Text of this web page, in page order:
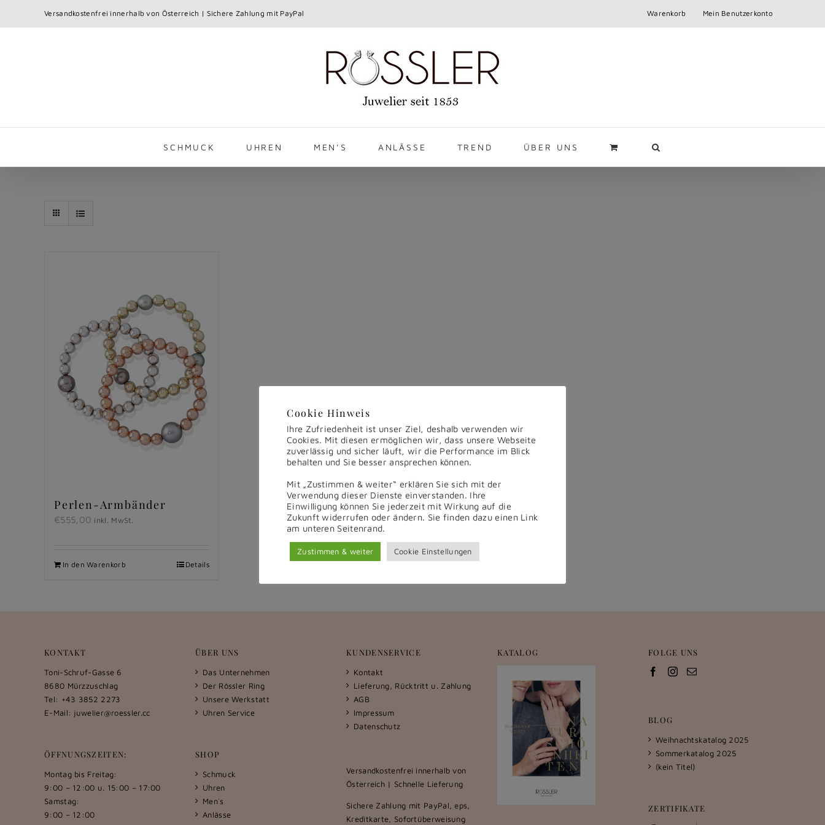
Versandkostenfrei innerhalb von Österreich | Sichere Zahlung mit PayPal Warenkorb Mein Benutzerkonto
SCHMUCK UHREN MEN’S ANLÄSSE TREND ÜBER UNS
Perlen-Armbänder
€555,00 inkl. MwSt.
In den Warenkorb Details
KONTAKT
Toni-Schruf-Gasse 6
8680 Mürzzuschlag
Tel: +43 3852 2273
E-Mail: juwelier@roessler.cc
ÖFFNUNGSZEITEN:
Montag bis Freitag:
9:00 – 12:00 u. 15:00 – 17:00
Samstag:
9:00 – 12:00
ÜBER UNS
Das Unternehmen
Der Rössler Ring
Unsere Werkstatt
Uhren Service
SHOP
Schmuck
Uhren
Men´s
Anlässe
KUNDENSERVICE
Kontakt
Lieferung, Rücktritt u. Zahlung
AGB
Impressum
Datenschutz
Versandkostenfrei innerhalb von
Österreich | Schnelle Lieferung
Sichere Zahlung mit PayPal, eps,
Kreditkarte, Sofortüberweisung
KATALOG FOLGE UNS
BLOG
Weihnachtskatalog 2025
Sommerkatalog 2025
(kein Titel)
ZERTIFIKATE
Cookie Hinweis
Ihre Zufriedenheit ist unser Ziel, deshalb verwenden wir
Cookies. Mit diesen ermöglichen wir, dass unsere Webseite
zuverlässig und sicher läuft, wir die Performance im Blick
behalten und Sie besser ansprechen können.
Mit „Zustimmen & weiter“ erklären Sie sich mit der
Verwendung dieser Dienste einverstanden. Ihre
Einwilligung können Sie jederzeit mit Wirkung auf die
Zukunft widerrufen oder ändern. Sie finden dazu einen Link
am unteren Seitenrand.
Zustimmen & weiter Cookie Einstellungen